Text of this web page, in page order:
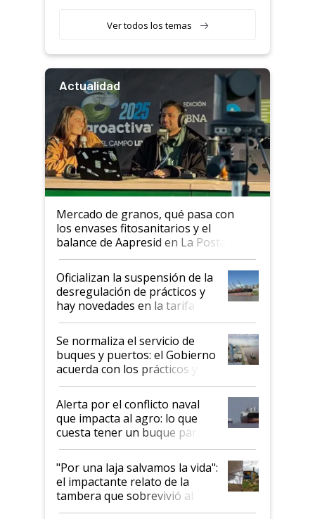
Ver todos los temas
Actualidad
Mercado de granos, qué pasa con
los envases fitosanitarios y el
balance de Aapresid en La Posta
Oficializan la suspensión de la
desregulación de prácticos y
hay novedades en la tarifa de
la hidrovía
Se normaliza el servicio de
buques y puertos: el Gobierno
acuerda con los prácticos y
suspende el decreto de
desregulación
Alerta por el conflicto naval
que impacta al agro: lo que
cuesta tener un buque parado
y el peligro de que Argentina
pase a ser "país sucio"
"Por una laja salvamos la vida":
el impactante relato de la
tambera que sobrevivió al
tornado